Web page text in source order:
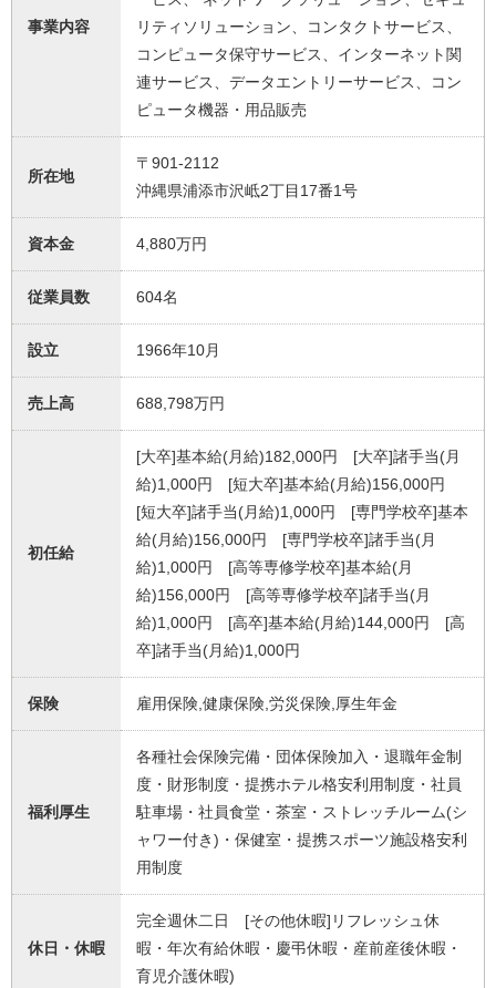
事業内容
リティソリューション、コンタクトサービス、
コンピュータ保守サービス、インターネット関
連サービス、データエントリーサービス、コン
ピュータ機器・用品販売
所在地
〒901-2112
沖縄県浦添市沢岻2丁目17番1号
資本金 4,880万円
従業員数 604名
設立 1966年10月
売上高 688,798万円
初任給
[大卒]基本給(月給)182,000円 [大卒]諸手当(月
給)1,000円 [短大卒]基本給(月給)156,000円
[短大卒]諸手当(月給)1,000円 [専門学校卒]基本
給(月給)156,000円 [専門学校卒]諸手当(月
給)1,000円 [高等専修学校卒]基本給(月
給)156,000円 [高等専修学校卒]諸手当(月
給)1,000円 [高卒]基本給(月給)144,000円 [高
卒]諸手当(月給)1,000円
保険 雇用保険,健康保険,労災保険,厚生年金
福利厚生
各種社会保険完備・団体保険加入・退職年金制
度・財形制度・提携ホテル格安利用制度・社員
駐車場・社員食堂・茶室・ストレッチルーム(シ
ャワー付き)・保健室・提携スポーツ施設格安利
用制度
休日・休暇
完全週休二日 [その他休暇]リフレッシュ休
暇・年次有給休暇・慶弔休暇・産前産後休暇・
育児介護休暇)